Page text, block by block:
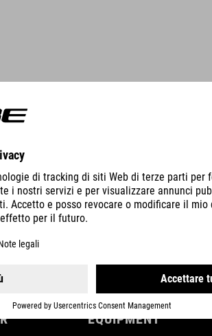
DETTAGLI
EQUIPMENT